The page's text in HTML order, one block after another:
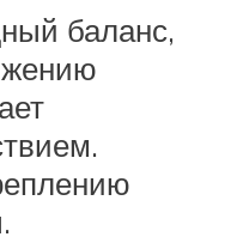
баланс,